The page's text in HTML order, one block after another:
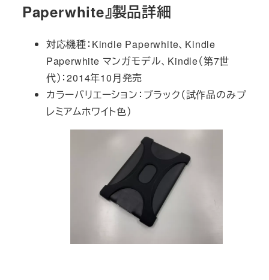
Paperwhite』製品詳細
対応機種：Kindle Paperwhite、Kindle
Paperwhite マンガモデル、Kindle（第7世
代）：2014年10月発売
カラーバリエーション：ブラック（試作品のみプ
レミアムホワイト色）